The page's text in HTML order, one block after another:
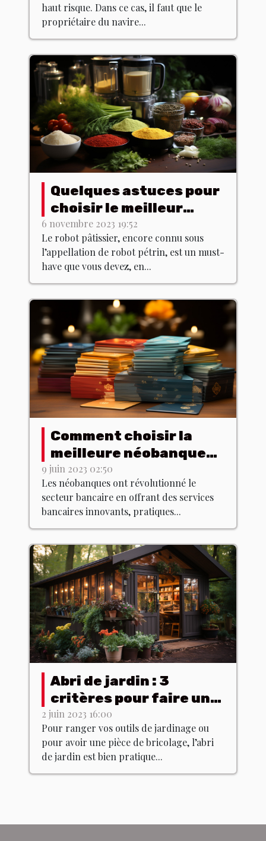
haut risque. Dans ce cas, il faut que le
propriétaire du navire...
Quelques astuces pour
choisir le meilleur
robot pâtissier
6 novembre 2023 19:52
Le robot pâtissier, encore connu sous
l’appellation de robot pétrin, est un must-
have que vous devez, en...
Comment choisir la
meilleure néobanque
pour vos besoins ?
9 juin 2023 02:50
Les néobanques ont révolutionné le
secteur bancaire en offrant des services
bancaires innovants, pratiques...
Abri de jardin : 3
critères pour faire un
bon choix
2 juin 2023 16:00
Pour ranger vos outils de jardinage ou
pour avoir une pièce de bricolage, l’abri
de jardin est bien pratique...